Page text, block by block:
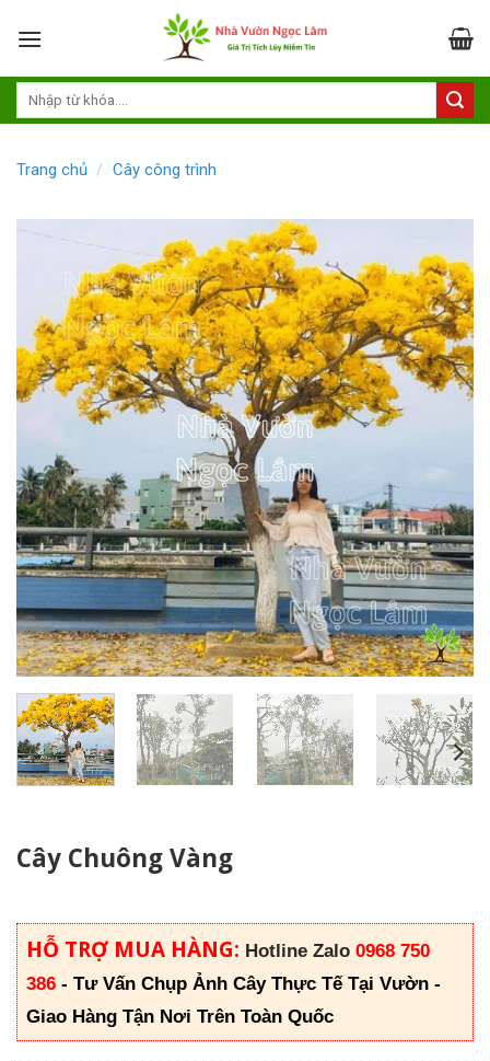
Trang chủ / Cây công trình
Cây Chuông Vàng
HỖ TRỢ MUA HÀNG: Hotline Zalo 0968 750
386 - Tư Vấn Chụp Ảnh Cây Thực Tế Tại Vườn -
Giao Hàng Tận Nơi Trên Toàn Quốc